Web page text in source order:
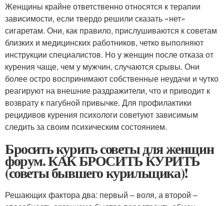
Женщины крайне ответственно относятся к терапии
зависимости, если твердо решили сказать «нет»
сигаретам. Они, как правило, прислушиваются к советам
близких и медицинских работников, четко выполняют
инструкции специалистов. Но у женщин после отказа от
курения чаще, чем у мужчин, случаются срывы. Они
более остро воспринимают собственные неудачи и чутко
реагируют на внешние раздражители, что и приводит к
возврату к пагубной привычке. Для профилактики
рецидивов курения психологи советуют зависимым
следить за своим психическим состоянием.
Бросить курить советы для женщин
форум. КАК БРОСИТЬ КУРИТЬ
(советы бывшего курильщика)!
Решающих фактора два: первый – воля, а второй –